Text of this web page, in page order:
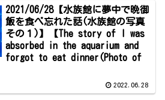
2021/06/28【水族館に夢中で晩御
飯を食べ忘れた話(水族館の写真
その１)】【The story of I was
absorbed in the aquarium and
forgot to eat dinner(Photo of
2022.06.28